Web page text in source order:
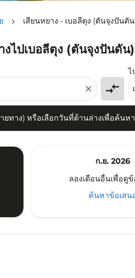
เสียนหยาง - เบอลีตุง (ตันจุงปันดั
ไปเบอลีตุง (ตันจุงปันดัน)
close compare_arrows
ไ
ทาง) หรือเลือกวันที่ด้านล่างเพื่อค้นห
าง) หรือเลือกวันที่ด้านล่างเพื่อค้นหาข้
ก.ย. 2026
ลองเดือนอื่นเพื่อดูข้
ค้นหาข้อเสน
XIY–TJQ: